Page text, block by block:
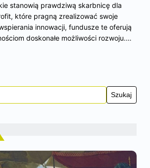
stanowią prawdziwą skarbnicę dla
które pragną zrealizować swoje
innowacji, fundusze te oferują
doskonałe możliwości rozwoju.…